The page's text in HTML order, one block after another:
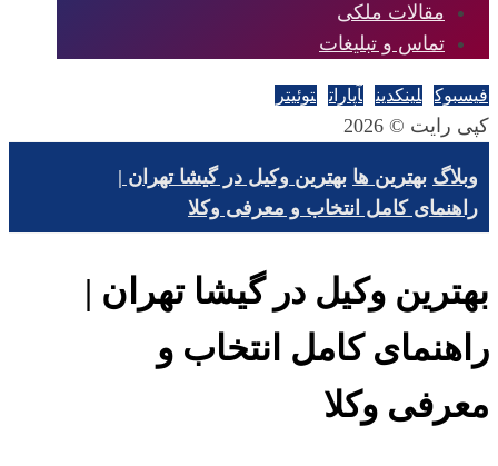
مقالات ملکی
تماس و تبلیغات
فیسبوک لینکدین آپارات توئیتر
کپی رایت © 2026
وبلاگ بهترین ها بهترین وکیل در گیشا تهران |
راهنمای کامل انتخاب و معرفی وکلا
بهترین وکیل در گیشا تهران |
راهنمای کامل انتخاب و
معرفی وکلا